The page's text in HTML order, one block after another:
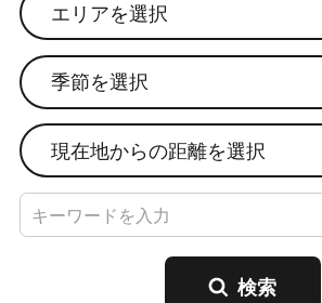
エリアを選択
季節を選択
現在地からの距離を選択